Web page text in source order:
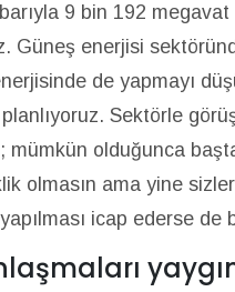
9 bin 192
Güneş enerjisi
de yapmayı
Sektörle
olduğunca
olmasın ama yine
icap ederse de